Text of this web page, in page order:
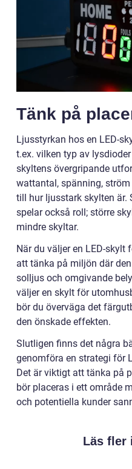
Tänk på
Ljusstyrkan hos en LED-
t.ex. vilken typ av
skyltens övergripande
wattantal, spänning,
till hur ljusstark skylten är.
spelar också roll; större
mindre skyltar.
När du väljer en LED-
att tänka på miljön där
solljus och omgivande
väljer en skylt för
bör du överväga det
den önskade effekten.
Slutligen finns det några
genomföra en strategi för
Det är viktigt att tänka på
bör placeras i ett område
och potentiella kunder
Läs fler